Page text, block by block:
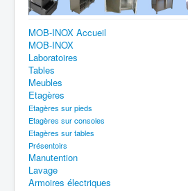
MOB-INOX Accueil
MOB-INOX
Laboratoires
Tables
Meubles
Etagères
Etagères sur pieds
Etagères sur consoles
Etagères sur tables
Présentoirs
Manutention
Lavage
Armoires électriques